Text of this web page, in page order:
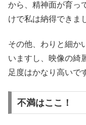
から、精神面が育っ
けで私は納得できま
その他、わりと細か
いますし、映像の綺
足度はかなり高いで
不満はここ！